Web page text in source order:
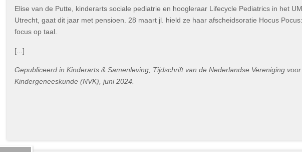
Elise van de Putte, kinderarts sociale pediatrie en hoogleraar Lifecycle Pediatrics in het
Utrecht, gaat dit jaar met pensioen. 28 maart jl. hield ze haar afscheidsoratie Hocus Pocus:
focus op taal.
[...]
Gepubliceerd in Kinderarts & Samenleving, Tijdschrift van de Nederlandse Vereniging voor
Kindergeneeskunde (NVK), juni 2024.